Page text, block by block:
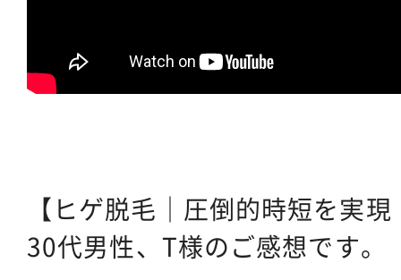
【ヒゲ脱毛｜圧倒的時短を実
30代男性、T様のご感想です。